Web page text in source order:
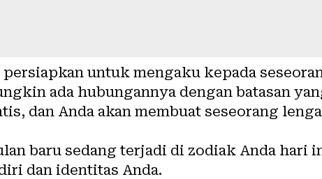
persiapkan untuk mengaku kepada
ada hubungannya dengan batasan
dan Anda akan membuat seseorang
baru sedang terjadi di zodiak Anda hari
dan identitas Anda.